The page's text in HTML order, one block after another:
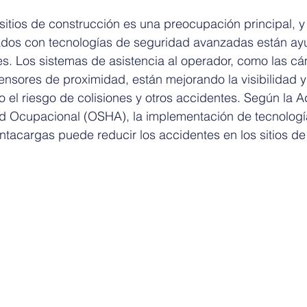
de construcción es una preocupación principal,
con tecnologías de seguridad avanzadas están
Los sistemas de asistencia al operador, como las
de proximidad, están mejorando la visibilidad
el riesgo de colisiones y otros accidentes. Según la
Ocupacional (OSHA), la implementación de
puede reducir los accidentes en los sitios